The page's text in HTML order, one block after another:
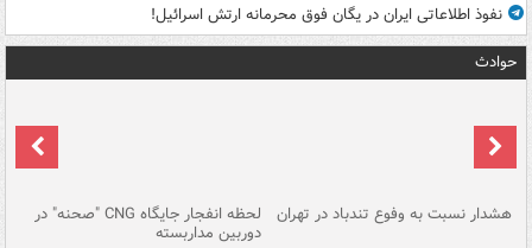
نفوذ اطلاعاتی ایران در یگان فوق محرمانه ارتش اسرائیل!
حوادث
هشدار نسبت به وفوع تندباد در تهران لحظه انفجار جایگاه CNG "صحنه" در
دوربین مداربسته